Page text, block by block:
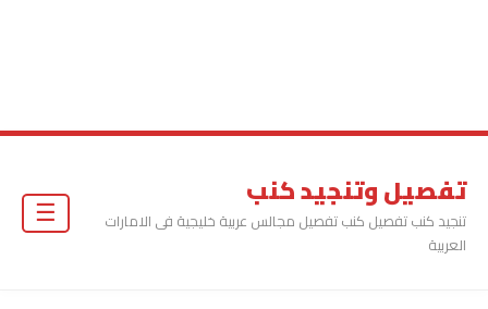
تفصيل وتنجيد كنب
تنجيد كنب تفصيل كنب تفصيل مجالس عربية خليجية فى الامارات
العربية